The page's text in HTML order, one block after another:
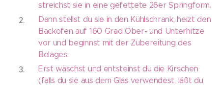
streichst sie in eine gefettete 26er Springform.
Dann stellst du sie in den Kühlschrank, heizt den
Backofen auf 160 Grad Ober- und Unterhitze
vor und beginnst mit der Zubereitung des
Belages.
Erst wäschst und entsteinst du die Kirschen
(falls du sie aus dem Glas verwendest, läßt du